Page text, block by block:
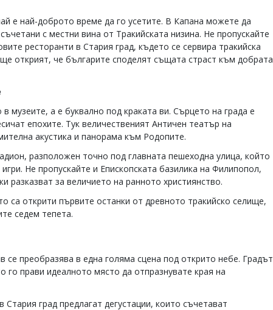
е най-доброто време да го усетите. В Капана можете да
с местни вина от Тракийската низина. Не пропускайте
ресторанти в Стария град, където се сервира тракийска
открият, че българите споделят същата страст към добрата
музеите, а е буквално под краката ви. Сърцето на града е
епохите. Тук величественият Античен театър на
акустика и панорама към Родопите.
разположен точно под главната пешеходна улица, който
Не пропускайте и Епископската базилика на Филипопол,
разказват за величието на ранното християнство.
са открити първите останки от древното тракийско селище,
седем тепета.
преобразява в една голяма сцена под открито небе. Градът
го прави идеалното място да отпразнувате края на
град предлагат дегустации, които съчетават